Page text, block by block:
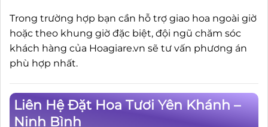
Trong trường hợp bạn cần hỗ trợ giao hoa ngoài giờ
hoặc theo khung giờ đặc biệt, đội ngũ chăm sóc
khách hàng của Hoagiare.vn sẽ tư vấn phương án
phù hợp nhất.
Liên Hệ Đặt Hoa Tươi Yên Khánh –
Ninh Bình